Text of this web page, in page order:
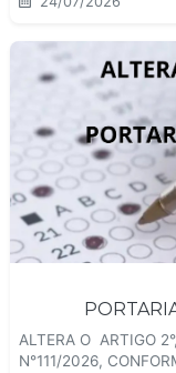
ALTERA O ARTIGO
N°111/2026,